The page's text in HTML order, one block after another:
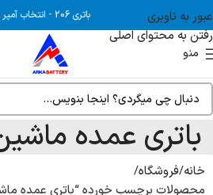
عبور به ناوبری
رفتن به محتوای اصلی
باتری 206 - انتخاب آمپر
منو
باتری عمده
خانه فروشگاه
محصولات برچسب خورده “باتری عمده